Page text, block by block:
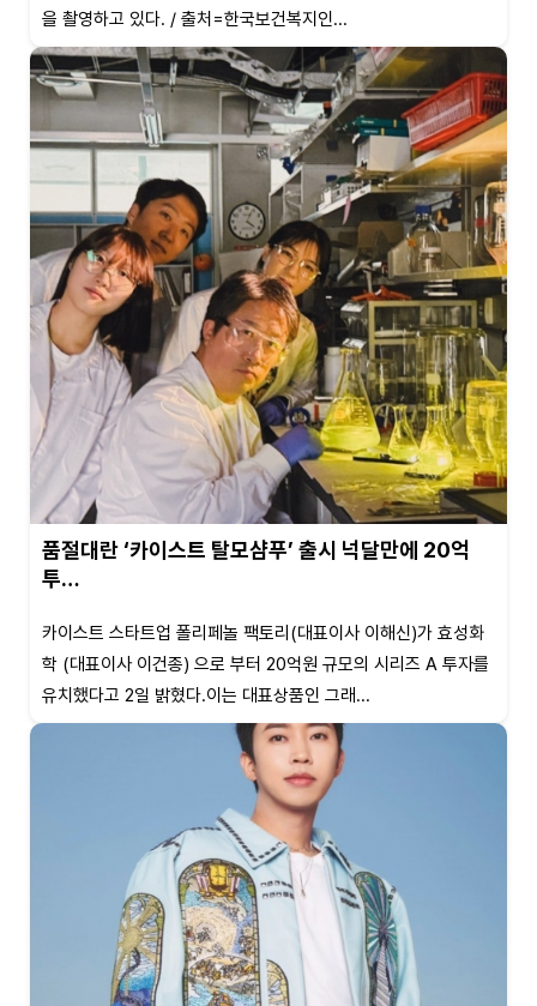
을 촬영하고 있다. / 출처=한국보건복지인...
품절대란 ‘카이스트 탈모샴푸’ 출시 넉달만에 20억
투…
카이스트 스타트업 폴리페놀 팩토리(대표이사 이해신)가 효성화
학 (대표이사 이건종) 으로 부터 20억원 규모의 시리즈 A 투자를
유치했다고 2일 밝혔다.이는 대표상품인 그래...